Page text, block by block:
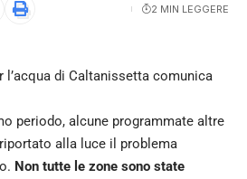
2 MIN LEGGERE
di Caltanissetta comunica
periodo, alcune programmate altre
alla luce il problema
Non tutte le zone sono state